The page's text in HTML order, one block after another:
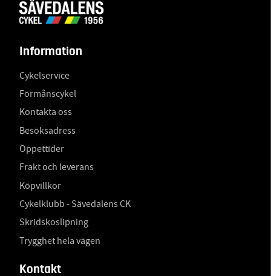
Information
Cykelservice
Förmånscykel
Kontakta oss
Besöksadress
Öppettider
Frakt och leverans
Köpvillkor
Cykelklubb - Sävedalens CK
Skridskoslipning
Trygghet hela vägen
Kontakt